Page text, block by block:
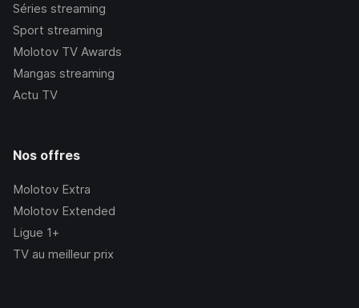
Séries streaming
Sport streaming
Molotov TV Awards
Mangas streaming
Actu TV
Nos offres
Molotov Extra
Molotov Extended
Ligue 1+
TV au meilleur prix